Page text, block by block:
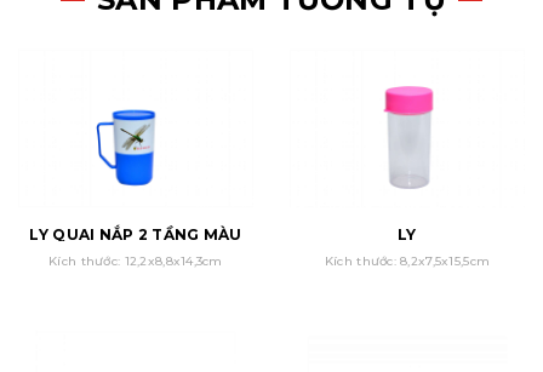
LY QUAI NẮP 2 TẦNG MÀU
Kích thước: 12,2x8,8x14,3cm
LY
Kích thước: 8,2x7,5x15,5cm